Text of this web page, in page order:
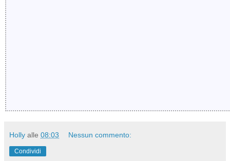
Holly alle 08:03 Nessun commento:
Condividi